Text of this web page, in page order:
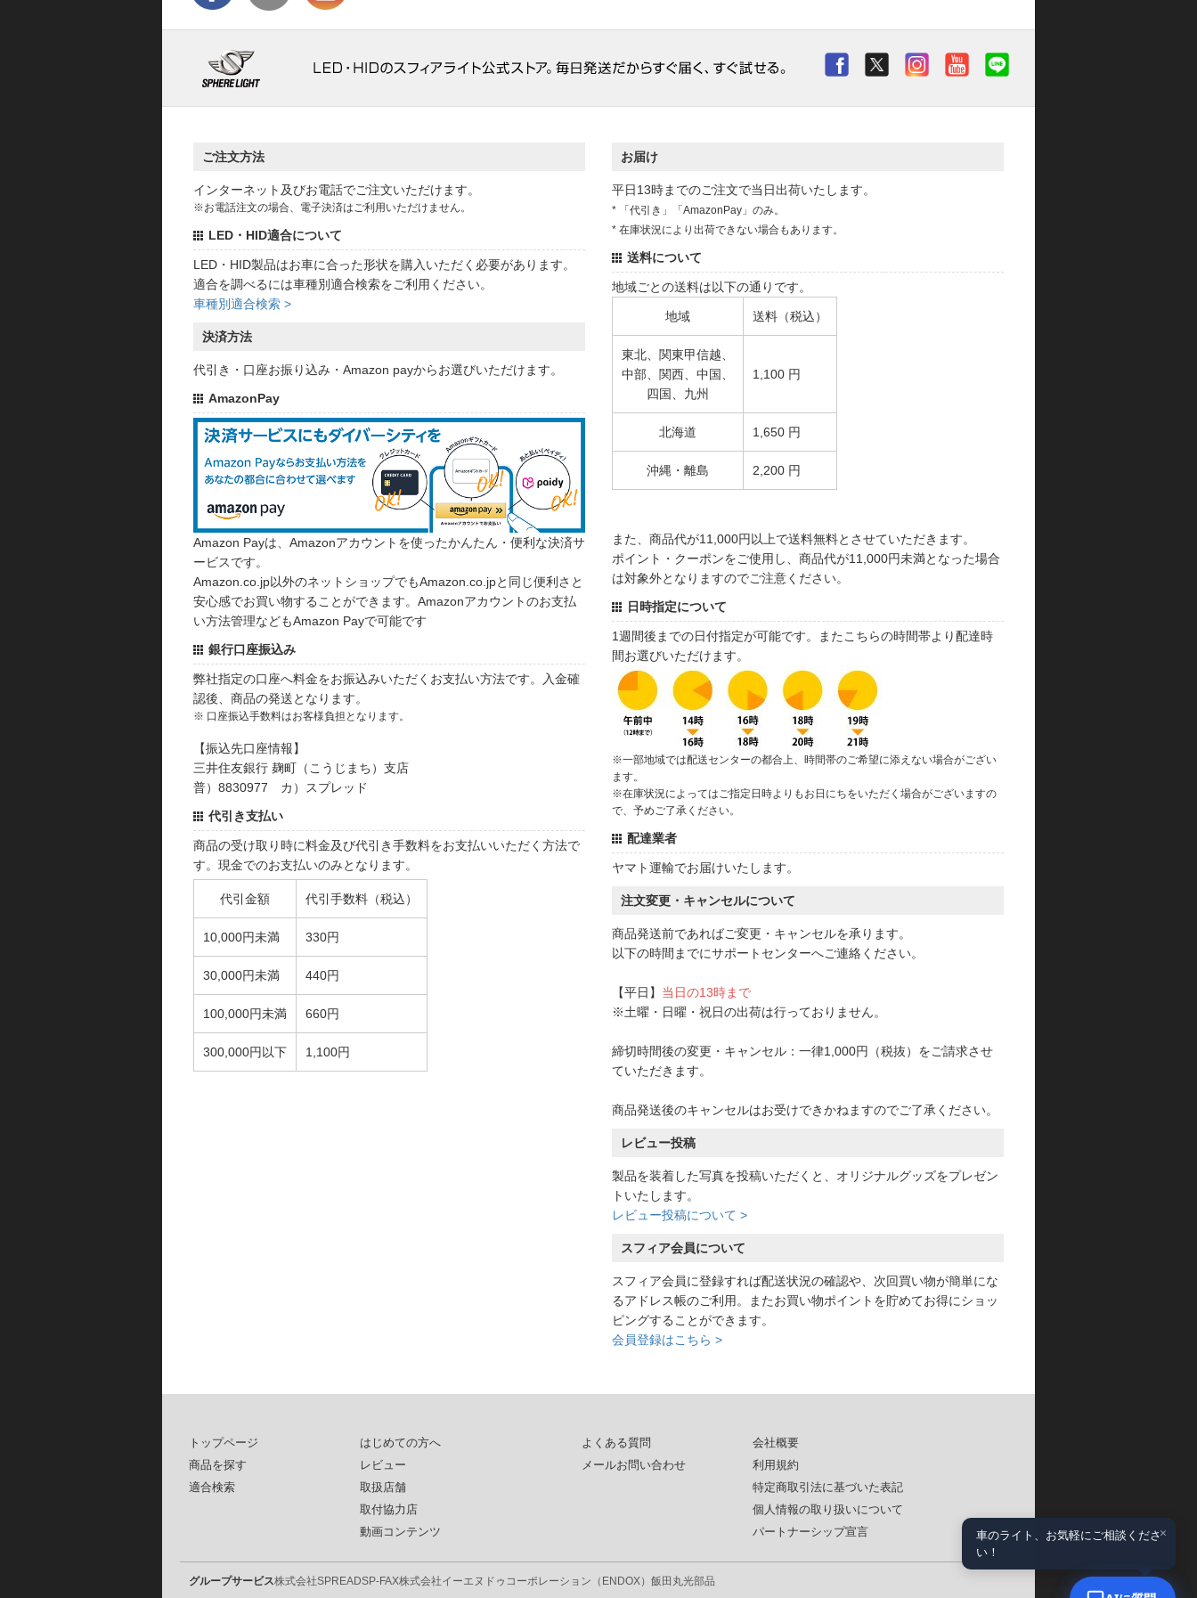
ご注文方法
インターネット及びお電話でご注文いただけます。
※お電話注文の場合、電子決済はご利用いただけません。
LED・HID適合について
LED・HID製品はお車に合った形状を購入いただく必要があります。
適合を調べるには車種別適合検索をご利用ください。
車種別適合検索 >
決済方法
代引き・口座お振り込み・Amazon payからお選びいただけます。
AmazonPay
Amazon Payは、Amazonアカウントを使ったかんたん・便利な決済サ
ービスです。
Amazon.co.jp以外のネットショップでもAmazon.co.jpと同じ便利さと
安心感でお買い物することができます。Amazonアカウントのお支払
い方法管理などもAmazon Payで可能です
銀行口座振込み
弊社指定の口座へ料金をお振込みいただくお支払い方法です。入金確
認後、商品の発送となります。
※ 口座振込手数料はお客様負担となります。
【振込先口座情報】
三井住友銀行 麹町（こうじまち）支店
普）8830977 カ）スプレッド
代引き支払い
商品の受け取り時に料金及び代引き手数料をお支払いいただく方法で
す。現金でのお支払いのみとなります。
代引金額 代引手数料（税込）
10,000円未満 330円
30,000円未満 440円
100,000円未満 660円
300,000円以下 1,100円
お届け
平日13時までのご注文で当日出荷いたします。
* 「代引き」「AmazonPay」のみ。
* 在庫状況により出荷できない場合もあります。
送料について
地域ごとの送料は以下の通りです。
地域 送料（税込）
東北、関東甲信越、
中部、関西、中国、
四国、九州
1,100 円
北海道 1,650 円
沖縄・離島 2,200 円
また、商品代が11,000円以上で送料無料とさせていただきます。
ポイント・クーポンをご使用し、商品代が11,000円未満となった場合
は対象外となりますのでご注意ください。
日時指定について
1週間後までの日付指定が可能です。またこちらの時間帯より配達時
間お選びいただけます。
※一部地域では配送センターの都合上、時間帯のご希望に添えない場合がござい
ます。
※在庫状況によってはご指定日時よりもお日にちをいただく場合がございますの
で、予めご了承ください。
配達業者
ヤマト運輸でお届けいたします。
注文変更・キャンセルについて
商品発送前であればご変更・キャンセルを承ります。
以下の時間までにサポートセンターへご連絡ください。
【平日】 当日の13時まで
※土曜・日曜・祝日の出荷は行っておりません。
締切時間後の変更・キャンセル：一律1,000円（税抜）をご請求させ
ていただきます。
商品発送後のキャンセルはお受けできかねますのでご了承ください。
レビュー投稿
製品を装着した写真を投稿いただくと、オリジナルグッズをプレゼン
トいたします。
レビュー投稿について >
スフィア会員について
スフィア会員に登録すれば配送状況の確認や、次回買い物が簡単にな
るアドレス帳のご利用。またお買い物ポイントを貯めてお得にショッ
ピングすることができます。
会員登録はこちら >
トップページ
商品を探す
適合検索
はじめての方へ
レビュー
取扱店舗
取付協力店
動画コンテンツ
よくある質問
メールお問い合わせ
会社概要
利用規約
特定商取引法に基づいた表記
個人情報の取り扱いについて
パートナーシップ宣言
グループサービス株式会社SPREADSP-FAX株式会社イーエヌドゥコーポレーション（ENDOX） 飯田丸光部品
×
車のライト、お気軽にご相談くださ
い！